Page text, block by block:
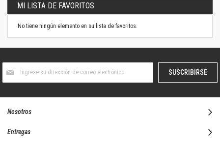
MI LISTA DE FAVORITOS
No tiene ningún elemento en su lista de favoritos.
boletín
SUSCRIBIRSE
Nosotros
Entregas